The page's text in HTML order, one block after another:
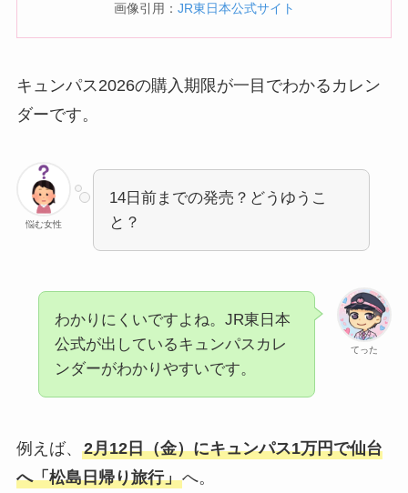
画像引用： JR東日本公式サイト
キュンパス2026の購入期限が一目でわかるカレン
ダーです。
悩む女性
14日前までの発売？どうゆうこ
と？
てった
わかりにくいですよね。JR東日本
公式が出しているキュンパスカレ
ンダーがわかりやすいです。
例えば、 2月12日（金）にキュンパス1万円で仙台
へ「松島日帰り旅行」へ。